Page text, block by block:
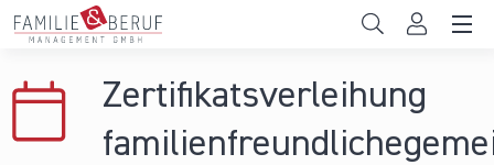
Direkt zum Inhalt
Zertifikatsverleihung